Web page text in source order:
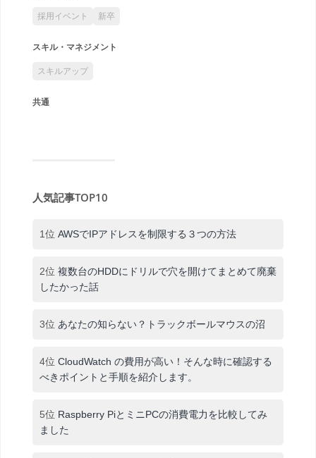
採用イベント 新卒
スキル・マネジメント
スキルアップ
共通
人気記事TOP10
1位 AWSでIPアドレスを制限する３つの方法
2位 複数台のHDDにドリルで穴を開けてまとめて廃棄
したかった話
3位 あなたの知らない？トラックボールマウスの沼
4位 CloudWatch の費用が高い！そんな時に確認する
べきポイントと手順を紹介します。
5位 Raspberry PiとミニPCの消費電力を比較してみ
ました